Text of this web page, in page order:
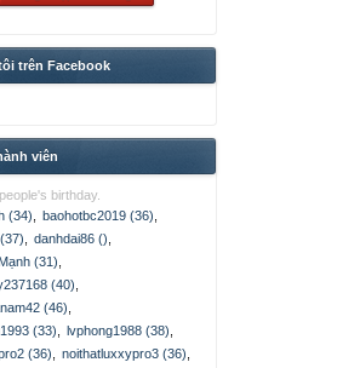
trên Facebook
viên
birthday.
(34)
baohotbc2019 (36)
danhdai86 ()
(31)
(40)
(46)
(33)
lvphong1988 (38)
(36)
noithatluxxypro3 (36)